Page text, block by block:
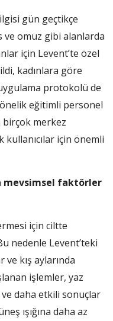
gün geçtikçe
ve omuz gibi alanlarda
için Levent’te özel
kadınlara göre
protokolü de
eğitimli personel
merkez
için önemli
mevsimsel faktörler
için ciltte
nedenle Levent’teki
kış aylarında
işlemler, yaz
daha etkili sonuçlar
ışığına daha az